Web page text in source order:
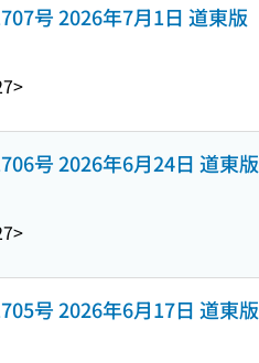
号 2026年7月1日 道東版
号 2026年6月24日 道東版
号 2026年6月17日 道東版